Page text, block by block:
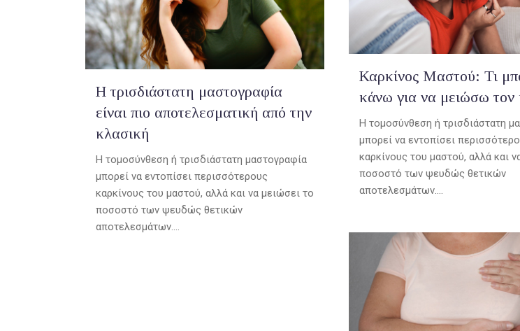
Καρκίνος Μαστού: Τι
κάνω για να μειώσω τον
Η τομοσύνθεση ή τρισδιάστατη
μπορεί να εντοπίσει
καρκίνους του μαστού, αλλά και
ποσοστό των ψευδώς θετικών
αποτελεσμάτων....
Η τρισδιάστατη μαστογραφία
είναι πιο αποτελεσματική από την
κλασική
Η τομοσύνθεση ή τρισδιάστατη μαστογραφία
μπορεί να εντοπίσει περισσότερους
καρκίνους του μαστού, αλλά και να μειώσει το
ποσοστό των ψευδώς θετικών
αποτελεσμάτων....